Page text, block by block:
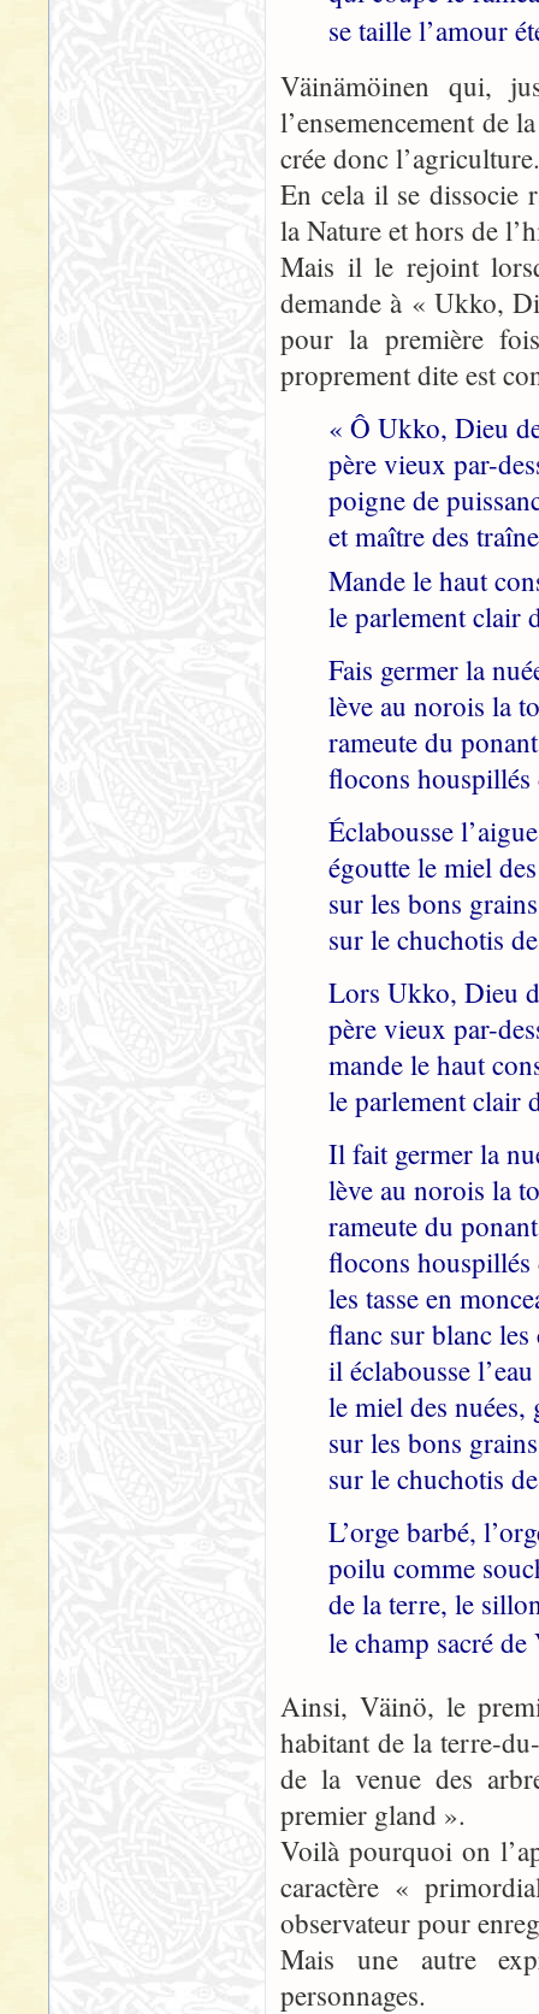
se taille l’amour
Väinämöinen qui,
l’ensemencement de
crée donc l’agriculture.
En cela il se dissocie
la Nature et hors de
Mais il le rejoint
demande à « Ukko,
pour la première
proprement dite est
« Ô Ukko, Dieu
père vieux par-
poigne de
et maître des
Mande le haut
le parlement clair
Fais germer la
lève au norois la
rameute du
flocons
Éclabousse
égoutte le miel
sur les bons
sur le chuchotis
Lors Ukko, Dieu
père vieux par-
mande le haut
le parlement clair
Il fait germer la
lève au norois la
rameute du
flocons
les tasse en
flanc sur blanc les
il éclabousse
le miel des nuées,
sur les bons
sur le chuchotis
L’orge barbé,
poilu comme
de la terre, le
le champ sacré
Ainsi, Väinö, le
habitant de la terre-
de la venue des
premier gland ».
Voilà pourquoi on
caractère «
observateur pour
Mais une autre
personnages.